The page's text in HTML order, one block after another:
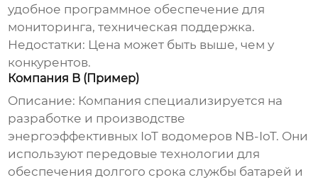
удобное программное обеспечение для
мониторинга, техническая поддержка.
Недостатки: Цена может быть выше, чем у
конкурентов.
Компания B (Пример)
Описание: Компания специализируется на
разработке и производстве
энергоэффективных IoT водомеров NB-IoT. Они
используют передовые технологии для
обеспечения долгого срока службы батарей и